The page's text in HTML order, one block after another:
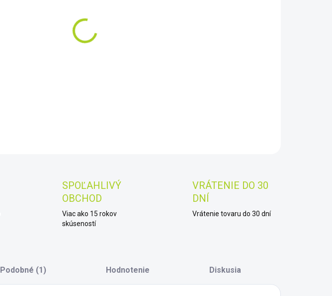
SPOĽAHLIVÝ
OBCHOD
Viac ako 15 rokov
skúseností
VRÁTENIE DO 30
DNÍ
Vrátenie tovaru do 30 dní
Podobné (1) Hodnotenie Diskusia